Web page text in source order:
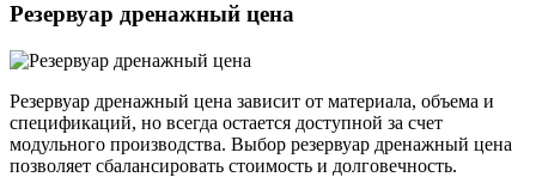
Резервуар дренажный цена
Резервуар дренажный цена зависит от материала, объема и
спецификаций, но всегда остается доступной за счет
модульного производства. Выбор резервуар дренажный цена
позволяет сбалансировать стоимость и долговечность.